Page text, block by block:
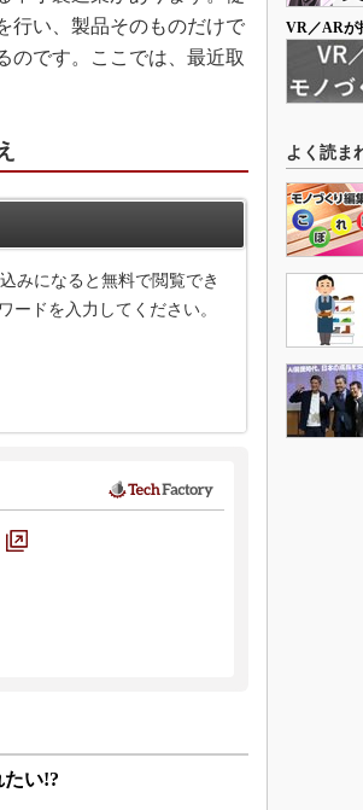
行い、製品そのものだけで
のです。ここでは、最近取
みになると無料で閲覧でき
ードを入力してください。
い!?
VR／ARが
よく読ま